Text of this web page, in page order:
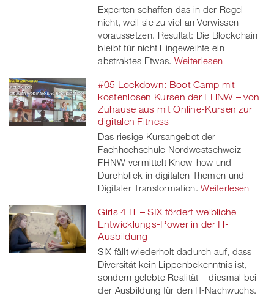
Experten schaffen das in der Regel
nicht, weil sie zu viel an Vorwissen
voraussetzen. Resultat: Die Blockchain
bleibt für nicht Eingeweihte ein
abstraktes Etwas. Weiterlesen
#05 Lockdown: Boot Camp mit
kostenlosen Kursen der FHNW – von
Zuhause aus mit Online-Kursen zur
digitalen Fitness
Das riesige Kursangebot der
Fachhochschule Nordwestschweiz
FHNW vermittelt Know-how und
Durchblick in digitalen Themen und
Digitaler Transformation. Weiterlesen
Girls 4 IT – SIX fördert weibliche
Entwicklungs-Power in der IT-
Ausbildung
SIX fällt wiederholt dadurch auf, dass
Diversität kein Lippenbekenntnis ist,
sondern gelebte Realität – diesmal bei
der Ausbildung für den IT-Nachwuchs.